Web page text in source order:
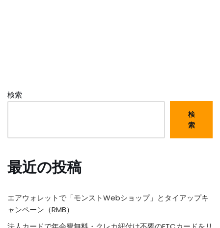
検索
検
索
最近の投稿
エアウォレットで「モンストWebショップ」とタイアップキ
ャンペーン（RMB）